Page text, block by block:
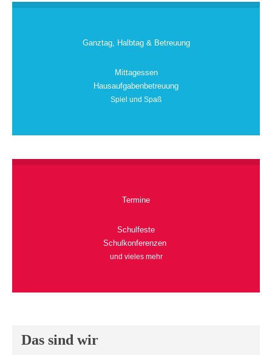
Ganztag, Halbtag & Betreuung
Mittagessen
Hausaufgabenbetreuung
Spiel und Spaß
Termine
Schulfeste
Schulkonferenzen
und vieles mehr
Das sind wir